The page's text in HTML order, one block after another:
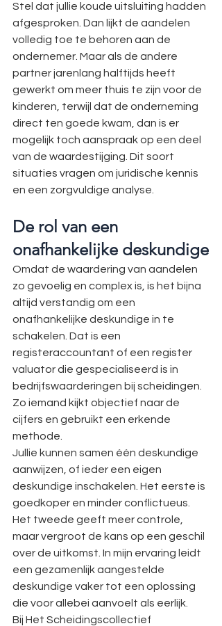
Stel dat jullie koude uitsluiting hadden
afgesproken. Dan lijkt de aandelen
volledig toe te behoren aan de
ondernemer. Maar als de andere
partner jarenlang halftijds heeft
gewerkt om meer thuis te zijn voor de
kinderen, terwijl dat de onderneming
direct ten goede kwam, dan is er
mogelijk toch aanspraak op een deel
van de waardestijging. Dit soort
situaties vragen om juridische kennis
en een zorgvuldige analyse.
De rol van een
onafhankelijke deskundige
Omdat de waardering van aandelen
zo gevoelig en complex is, is het bijna
altijd verstandig om een
onafhankelijke deskundige in te
schakelen. Dat is een
registeraccountant of een register
valuator die gespecialiseerd is in
bedrijfswaarderingen bij scheidingen.
Zo iemand kijkt objectief naar de
cijfers en gebruikt een erkende
methode.
Jullie kunnen samen één deskundige
aanwijzen, of ieder een eigen
deskundige inschakelen. Het eerste is
goedkoper en minder conflictueus.
Het tweede geeft meer controle,
maar vergroot de kans op een geschil
over de uitkomst. In mijn ervaring leidt
een gezamenlijk aangestelde
deskundige vaker tot een oplossing
die voor allebei aanvoelt als eerlijk.
Bij Het Scheidingscollectief